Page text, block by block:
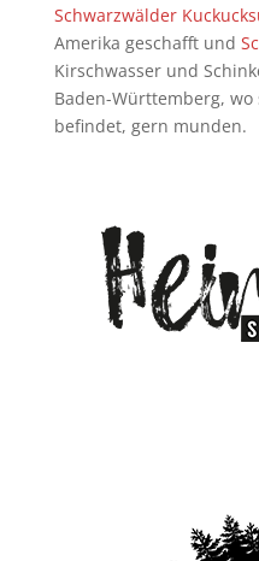
Schwarzwälder
Amerika geschafft und
Kirschwasser und
Baden-Württemberg,
befindet, gern munden.